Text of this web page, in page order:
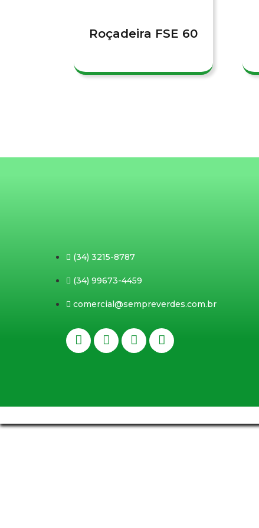
Roçadeira FSE 60
(34) 3215-8787
(34) 99673-4459
comercial@sempreverdes.com.br